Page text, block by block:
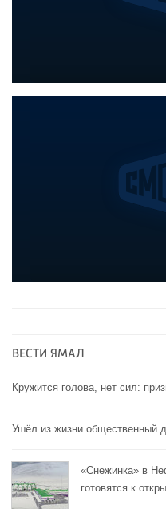
ВЕСТИ ЯМАЛ
Кружится голова, нет сил:
Ушёл из жизни общественный
«Снежинка» в
готовятся к